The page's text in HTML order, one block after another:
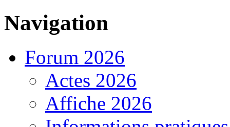
Navigation
Forum 2026
Actes 2026
Affiche 2026